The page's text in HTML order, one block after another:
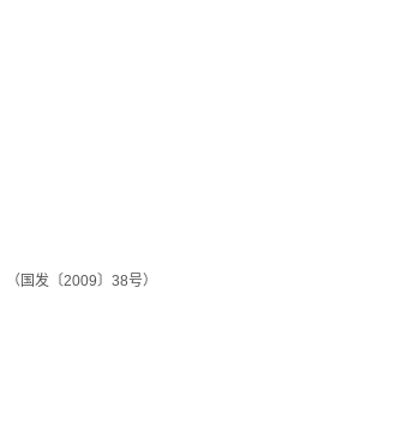
国发〔2009〕38号）